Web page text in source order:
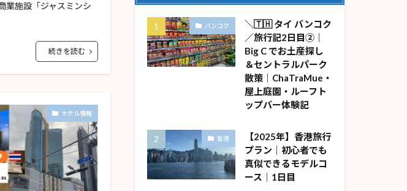
業施設「ジャスミンシ
続きを読む
ホテル情報
バンコク
＼🇹🇭 タイ バンコク
／旅行記2日目②｜
Big C でお土産探し
＆セントラルパーク
散策｜ChaTraMue・
屋上庭園・ルーフト
ップバー体験記
香港
【2025年】香港旅行
プラン｜初心者でも
真似できるモデルコ
ース｜1日目